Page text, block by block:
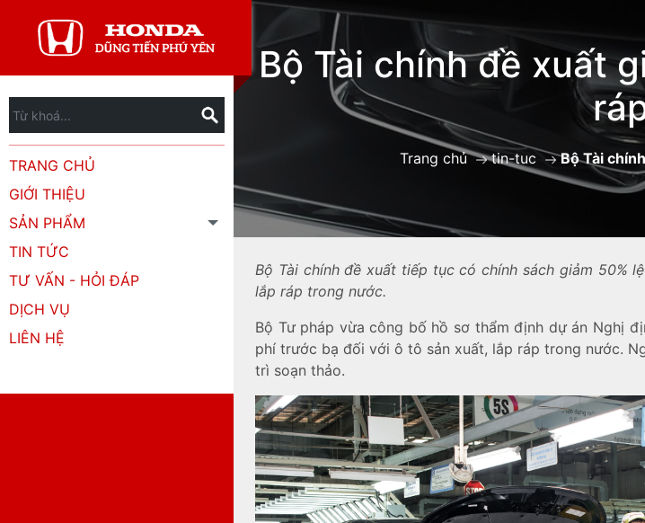
TRANG CHỦ
GIỚI THIỆU
SẢN PHẨM
TIN TỨC
TƯ VẤN - HỎI ĐÁP
DỊCH VỤ
LIÊN HỆ
Bộ Tài chính đề xuất
Trang chủ tin-tuc Bộ Tài
Bộ Tài chính đề xuất tiếp tục có chính sách giảm 50%
lắp ráp trong nước.
Bộ Tư pháp vừa công bố hồ sơ thẩm định dự án Nghị
phí trước bạ đối với ô tô sản xuất, lắp ráp trong nước.
trì soạn thảo.